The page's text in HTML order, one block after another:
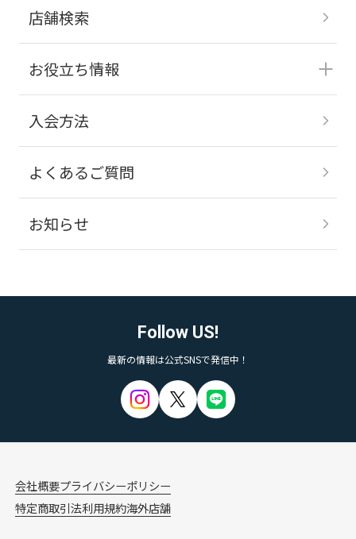
店舗検索
お役立ち情報
入会方法
よくあるご質問
お知らせ
Follow US!
最新の情報は公式SNSで発信中！
会社概要プライバシーポリシー
特定商取引法利用規約海外店舗